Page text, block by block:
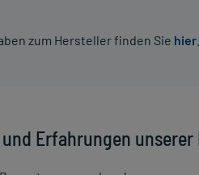
zum Hersteller finden Sie hier
Erfahrungen unserer